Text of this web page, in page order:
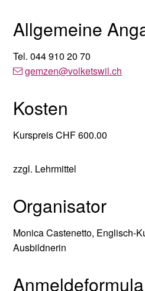
Allgemeine
Tel.044 910 20 70
gemzen@volketswil.ch
Kosten
Kurspreis CHF 600.00
zzgl. Lehrmittel
Organisator
Monica Castenetto, Englisch-
Ausbildnerin